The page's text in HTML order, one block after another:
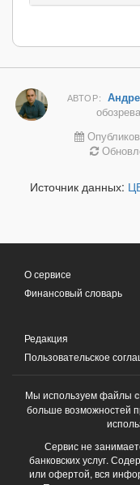
АВТОР:
Источник данных:
О сервисе
Финансовый словарь
Редакция
Пользовательское
Мы используем файлы
больше возможностей
Сервис не
банковских услуг.
или офертой, вся